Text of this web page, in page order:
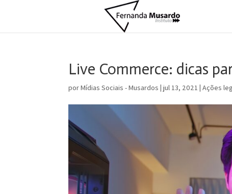
Live Commerce: dicas
porMídias Sociais - Musardos |jul 13, 2021 |Ações